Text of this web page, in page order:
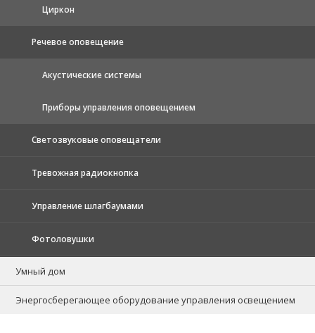
Циркон
Речевое оповещение
Акустические системы
Приборы управления оповещением
Светозвуковые оповещатели
Тревожная радиокнопка
Управление шлагбаумами
Фотоловушки
Умный дом
Энергосберегающее оборудование управления освещением